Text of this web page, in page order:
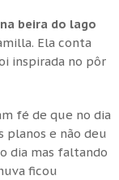
beira do lago
Ela conta
inspirada no pôr
fé de que no dia
planos e não deu
dia mas faltando
ficou